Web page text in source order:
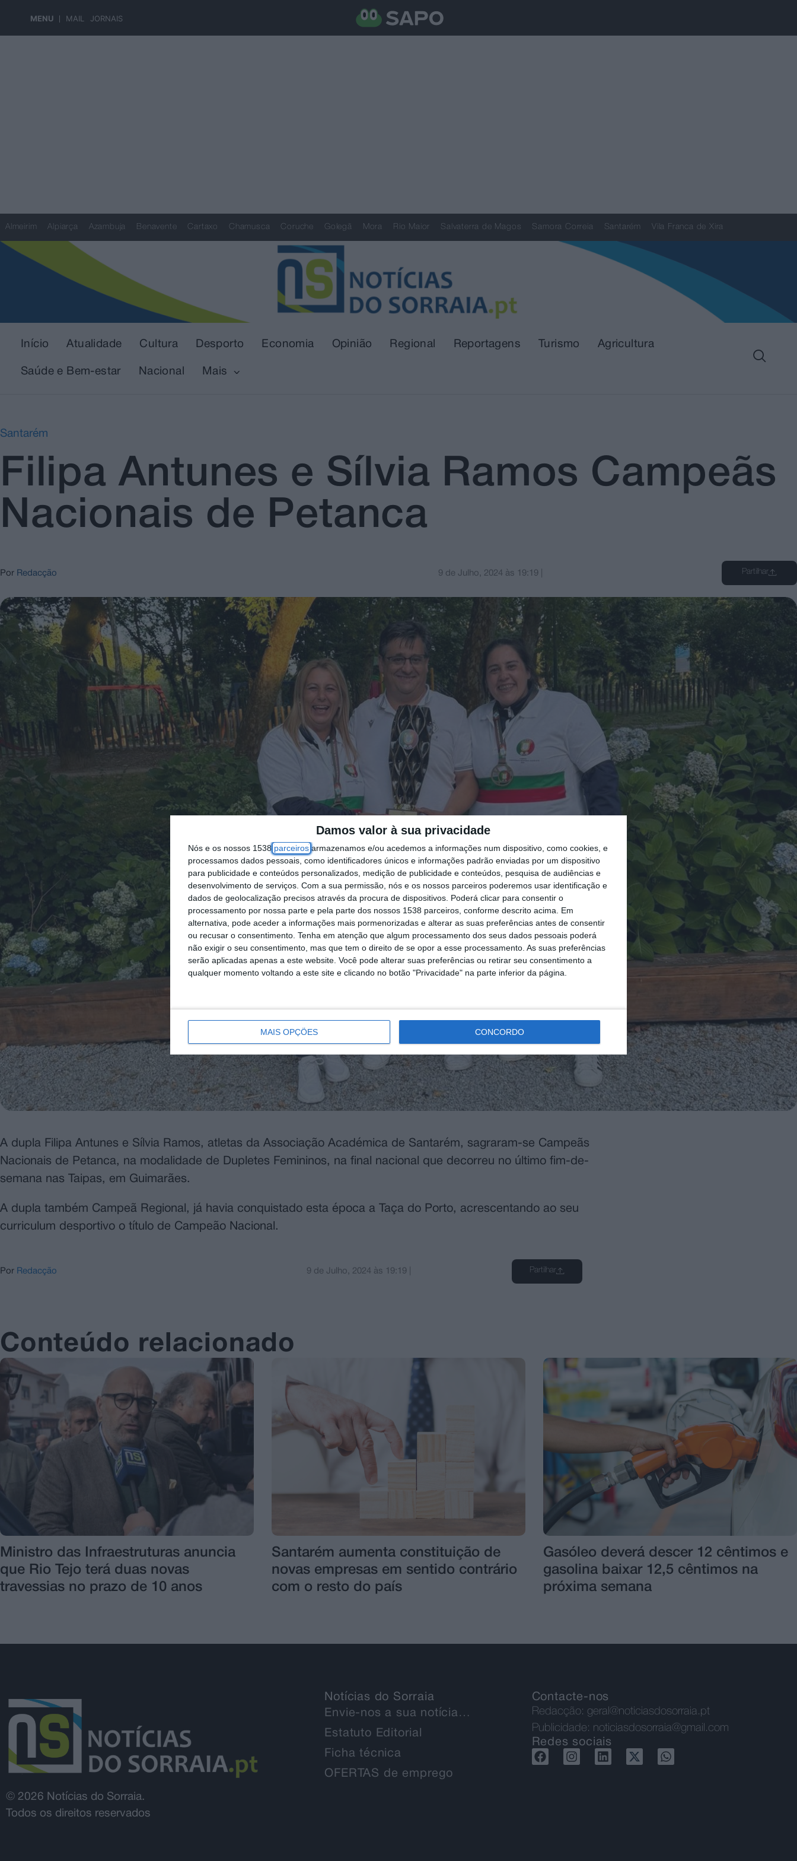
Damos valor à sua privacidade
Nós e os nossos 1538parceirosarmazenamos e/ou acedemos a informações num dispositivo, como cookies, e
processamos dados pessoais, como identificadores únicos e informações padrão enviadas por um dispositivo
para publicidade e conteúdos personalizados, medição de publicidade e conteúdos, pesquisa de audiências e
desenvolvimento de serviços. Com a sua permissão, nós e os nossos parceiros poderemos usar identificação e
dados de geolocalização precisos através da procura de dispositivos. Poderá clicar para consentir o
processamento por nossa parte e pela parte dos nossos 1538 parceiros, conforme descrito acima. Em
alternativa, pode aceder a informações mais pormenorizadas e alterar as suas preferências antes de consentir
ou recusar o consentimento. Tenha em atenção que algum processamento dos seus dados pessoais poderá
não exigir o seu consentimento, mas que tem o direito de se opor a esse processamento. As suas preferências
serão aplicadas apenas a este website. Você pode alterar suas preferências ou retirar seu consentimento a
qualquer momento voltando a este site e clicando no botão "Privacidade" na parte inferior da página.
MAIS OPÇÕES CONCORDO
MENU MAIL JORNAIS
Almeirim Alpiarça Azambuja Benavente Cartaxo Chamusca Coruche Golegã Mora Rio Maior Salvaterra de Magos Samora Correia Santarém Vila Franca de Xira
Início Atualidade Cultura Desporto Economia Opinião Regional Reportagens Turismo Agricultura
Saúde e Bem-estar Nacional Mais
Santarém
Filipa Antunes e Sílvia Ramos Campeãs
Nacionais de Petanca
Por Redacção 9 de Julho, 2024 às 19:19 Partilhar
A dupla Filipa Antunes e Sílvia Ramos, atletas da Associação Académica de Santarém, sagraram-se Campeãs
Nacionais de Petanca, na modalidade de Dupletes Femininos, na final nacional que decorreu no último fim-de-
semana nas Taipas, em Guimarães.
A dupla também Campeã Regional, já havia conquistado esta época a Taça do Porto, acrescentando ao seu
curriculum desportivo o título de Campeão Nacional.
Por Redacção 9 de Julho, 2024 às 19:19 Partilhar
Conteúdo relacionado
Ministro das Infraestruturas anuncia
que Rio Tejo terá duas novas
travessias no prazo de 10 anos
Santarém aumenta constituição de
novas empresas em sentido contrário
com o resto do país
Gasóleo deverá descer 12 cêntimos e
gasolina baixar 12,5 cêntimos na
próxima semana
© 2026 Notícias do Sorraia.
Todos os direitos reservados
Notícias do Sorraia
Envie-nos a sua notícia…
Estatuto Editorial
Ficha técnica
OFERTAS de emprego
Contacte-nos
Redacção: geral@noticiasdosorraia.pt
Publicidade: noticiasdosorraia@gmail.com
Redes sociais